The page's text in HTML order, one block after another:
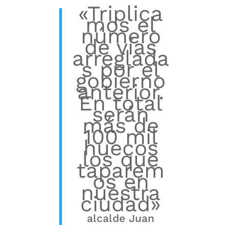
«Triplica
mos el
número
de vías
arreglada
s por el
gobierno
anterior.
En total
serán
más de
100 mil
huecos
los que
taparem
os en
nuestra
ciudad»
alcalde Juan